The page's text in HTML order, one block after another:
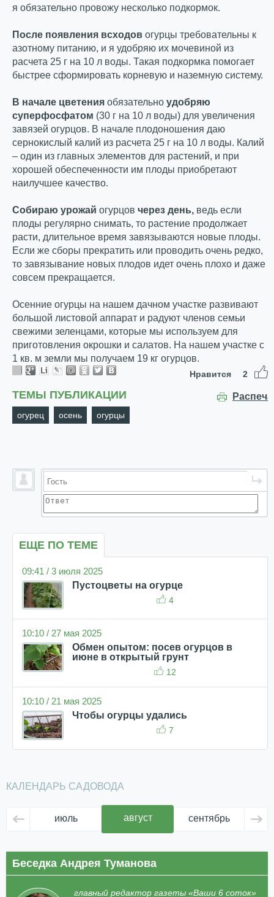
я обязательно провожу несколько подкормок.
После появления всходов огурцы требовательны к
азотному питанию, и я удобряю их мочевиной из
расчета 25 г на 10 л воды. Такая подкормка помогает
быстрее сформировать корневую и наземную систему.
В начале цветения обязательно удобряю
суперфосфатом (30 г на 10 л воды) для увеличения
завязей огурцов. В начале плодоношения даю
сернокислый калий из расчета 25 г на 10 л воды. Калий
– один из главных элементов для растений, и при
хорошей обеспеченности им плоды приобретают
наилучшее качество.
Собираю урожай огурцов через день, ведь если
плоды регулярно снимать, то растение продолжает
расти, длительное время завязываются новые плоды.
Если же сборы прекратить или проводить очень редко,
то завязывание новых плодов идет очень плохо и даже
совсем прекращается.
Осенние огурцы на нашем дачном участке развивают
большой листовой аппарат и радуют членов семьи
свежими зеленцами, которые мы используем для
приготовления окрошки и салатов. На нашем участке с
1 кв. м земли мы получаем 19 кг огурцов.
Нравится 2
ТЕМЫ ПУБЛИКАЦИИ
огурец осень огурцы
ЕЩЕ ПО ТЕМЕ
09:41 / 3 июля 2025
Пустоцветы на огурце
4
10:10 / 27 мая 2025
Обмен опытом: посев огурцов в
июне в открытый грунт
12
10:10 / 21 мая 2025
Чтобы огурцы удались
7
КАЛЕНДАРЬ САДОВОДА
июль август сентябрь
Беседка Андрея Туманова
главный редактор газеты «Ваши 6 соток»